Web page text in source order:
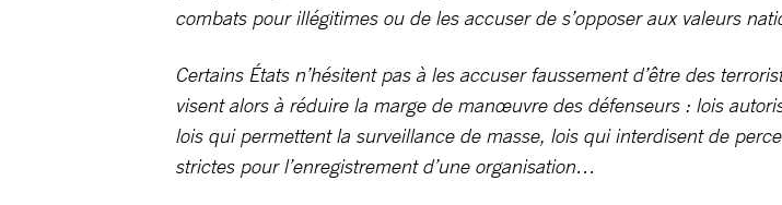
combats pour illégitimes ou de les accuser de s’opposer aux valeurs
Certains États n’hésitent pas à les accuser faussement d’être des
visent alors à réduire la marge de manœuvre des défenseurs : lois
lois qui permettent la surveillance de masse, lois qui interdisent de
strictes pour l’enregistrement d’une organisation…